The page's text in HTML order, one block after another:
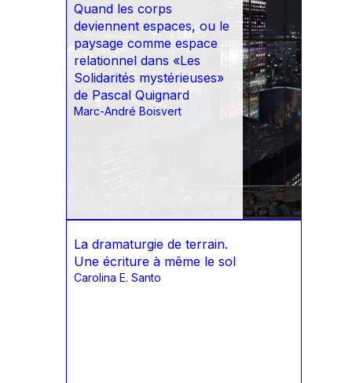
Quand les corps
deviennent espaces, ou le
paysage comme espace
relationnel dans «Les
Solidarités mystérieuses»
de Pascal Quignard
Marc-André Boisvert
La dramaturgie de terrain.
Une écriture à même le sol
Carolina E. Santo